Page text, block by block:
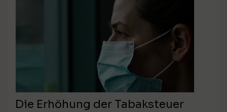
Die Erhöhung der Tabaksteuer